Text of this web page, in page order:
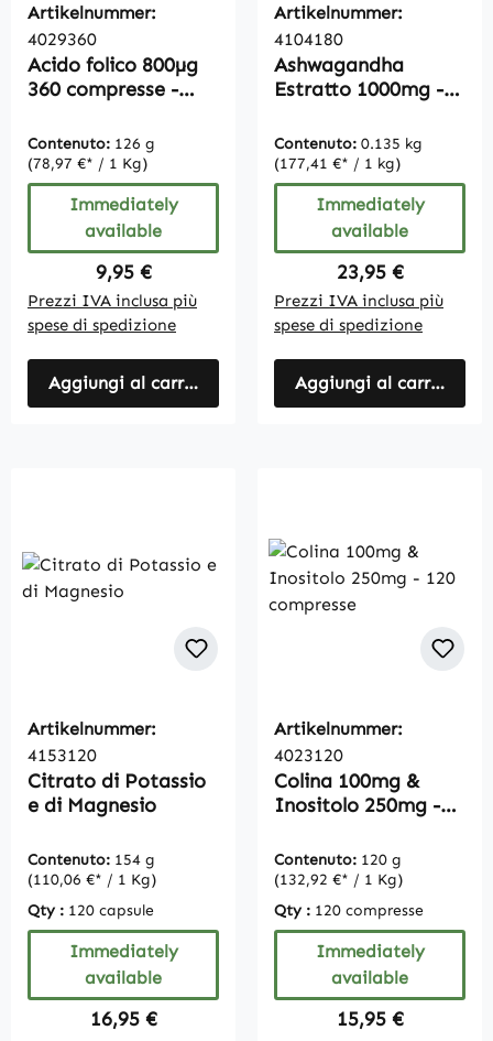
Artikelnummer:
4029360
Acido folico 800µg
360 compresse -
per 1 anno
Contenuto: 126 g
(78,97 €* / 1 Kg)
Immediately
available
Regular price:
9,95 €
Prezzi IVA inclusa più
spese di spedizione
Aggiungi al carrello
Artikelnummer:
4104180
Ashwagandha
Estratto 1000mg -
Vitamintrend
Contenuto: 0.135 kg
(177,41 €* / 1 kg)
Immediately
available
Regular price:
23,95 €
Prezzi IVA inclusa più
spese di spedizione
Aggiungi al carrello
Artikelnummer:
4153120
Citrato di Potassio
e di Magnesio
Contenuto: 154 g
(110,06 €* / 1 Kg)
Qty : 120 capsule
Immediately
available
Regular price:
16,95 €
Artikelnummer:
4023120
Colina 100mg &
Inositolo 250mg -
Contenuto: 120 g
(132,92 €* / 1 Kg)
Qty : 120 compresse
Immediately
available
Regular price:
15,95 €